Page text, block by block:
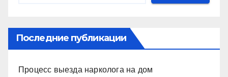
Последние публикации
Процесс выезда нарколога на дом